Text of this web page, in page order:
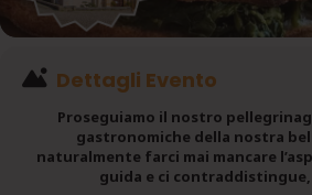
Dettagli Evento
Proseguiamo il nostro
gastronomiche della nostra
naturalmente farci mai mancare
guida e ci